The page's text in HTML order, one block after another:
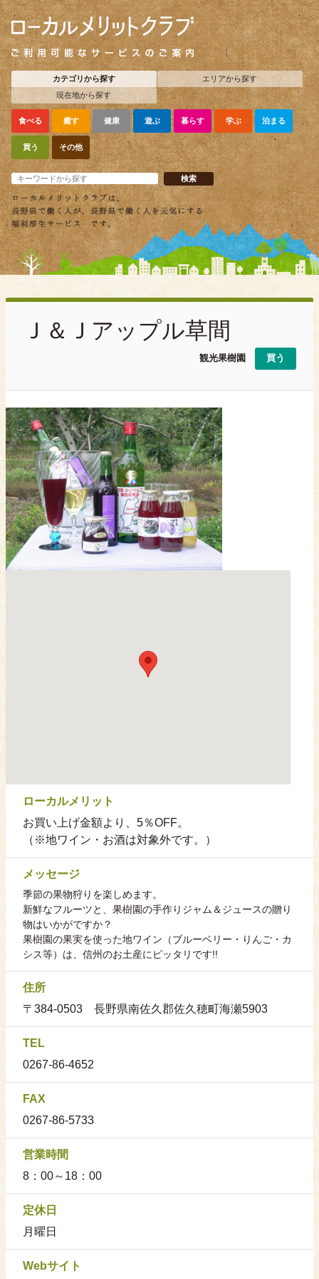
カテゴリから探す
エリアから探す
現在地から探す
食べる 癒す 健康 遊ぶ 暮らす 学ぶ 泊まる
買う その他
Ｊ＆Ｊアップル草間
買う
観光果樹園
ローカルメリット
お買い上げ金額より、5％OFF。
（※地ワイン・お酒は対象外です。）
メッセージ
季節の果物狩りを楽しめます。
新鮮なフルーツと、果樹園の手作りジャム＆ジュースの贈り
物はいかがですか？
果樹園の果実を使った地ワイン（ブルーベリー・りんご・カ
シス等）は、信州のお土産にピッタリです!!
住所
〒384-0503 長野県南佐久郡佐久穂町海瀬5903
TEL
0267-86-4652
FAX
0267-86-5733
営業時間
8：00～18：00
定休日
月曜日
Webサイト